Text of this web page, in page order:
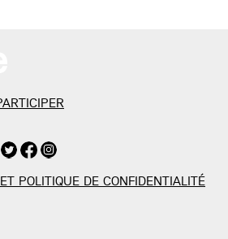
POLITIQUE DE CONFIDENTIALITÉ